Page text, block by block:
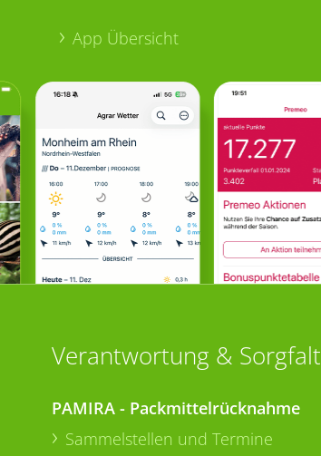
App Übersicht
Verantwortung & Sorgfalt
PAMIRA - Packmittelrücknahme
Sammelstellen und Termine